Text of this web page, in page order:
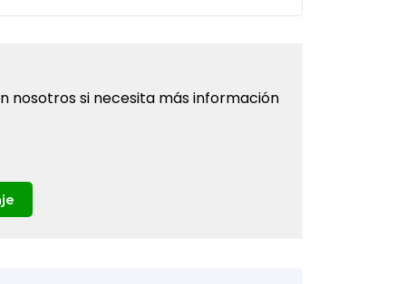
nosotros si necesita más información